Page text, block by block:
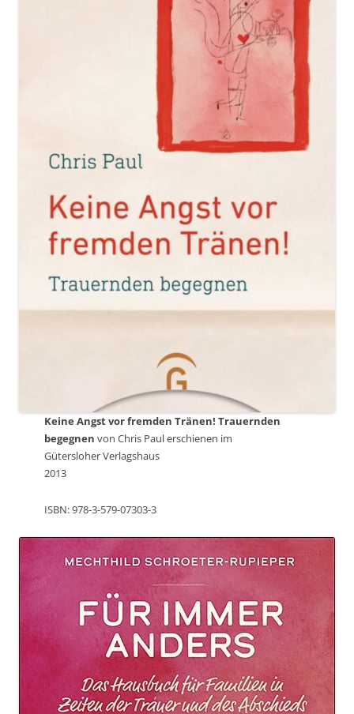
Keine Angst vor fremden Tränen! Trauernden
begegnen von Chris Paul erschienen im
Gütersloher Verlagshaus
2013
ISBN: 978-3-579-07303-3